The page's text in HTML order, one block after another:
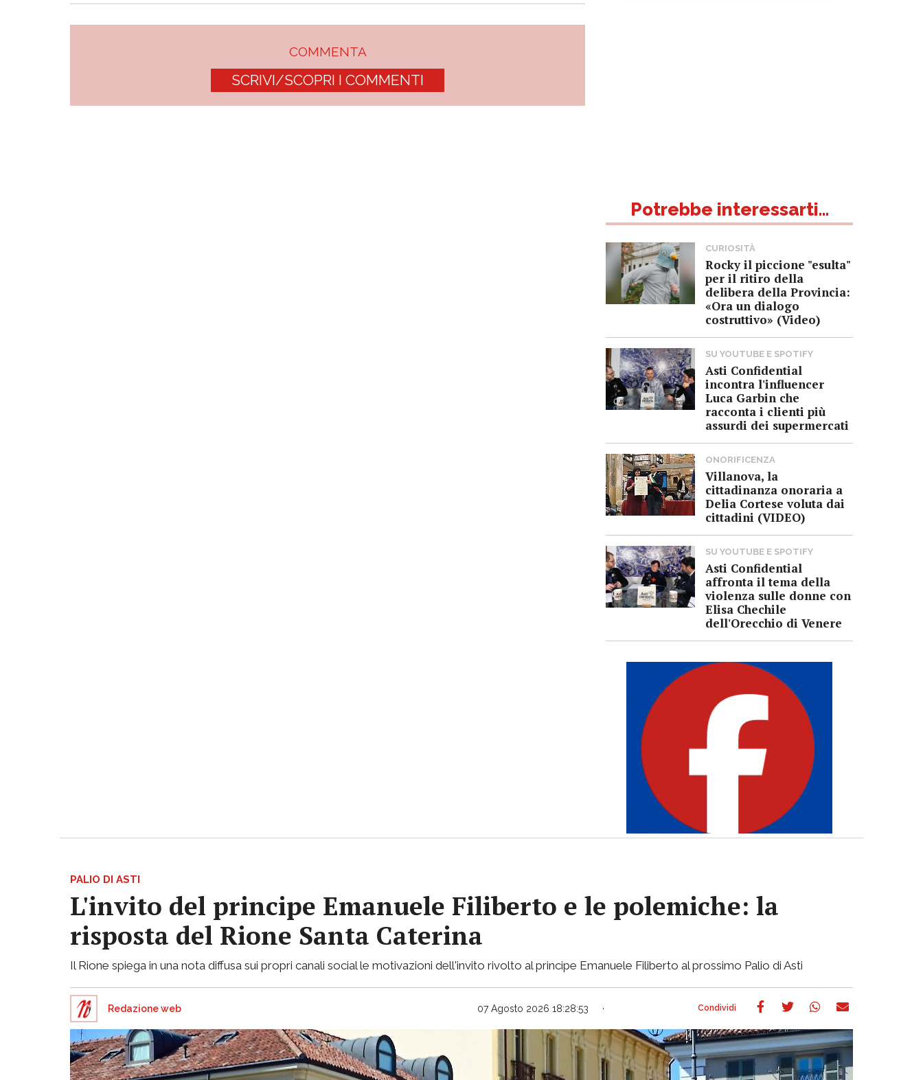
COMMENTA
SCRIVI/SCOPRI I COMMENTI
Potrebbe interessarti...
CURIOSITÀ
Rocky il piccione "esulta"
per il ritiro della
delibera della Provincia:
«Ora un dialogo
costruttivo» (Video)
SU YOUTUBE E SPOTIFY
Asti Confidential
incontra l'influencer
Luca Garbin che
racconta i clienti più
assurdi dei supermercati
ONORIFICENZA
Villanova, la
cittadinanza onoraria a
Delia Cortese voluta dai
cittadini (VIDEO)
SU YOUTUBE E SPOTIFY
Asti Confidential
affronta il tema della
violenza sulle donne con
Elisa Chechile
dell'Orecchio di Venere
PALIO DI ASTI
L'invito del principe Emanuele Filiberto e le polemiche: la
risposta del Rione Santa Caterina
Il Rione spiega in una nota diffusa sui propri canali social le motivazioni dell'invito rivolto al principe Emanuele Filiberto al prossimo Palio di Asti
Redazione web 07 Agosto 2026 18:28:53